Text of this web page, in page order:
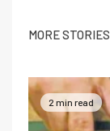
MORE STORIES
2 min read